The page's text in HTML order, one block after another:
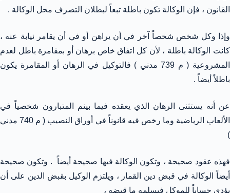
القانون ، فإن الوكالة تكون باطلة تبعاً لبطلان التصرف محل الوكالة .
وإذا وكل شخص شخصاً آخر في أن يراهن أو في أن يقامر نيابة عنه ،
كانت الوكالة باطلة ، لأن كل اتفاق خاص برهان أو بمقامرة باطل لعدم
المشروعية ( م 739 مدني ) فالتوكيل في الرهان أو المقامرة يكون
باطلاً أيضاً .
عن أنه يستثنى الرهان الذي يعقده فيما بينم المتبارون شخصياً في
الألعاب الرياضية وما رخص فيه قانوناً في أوراق النصيب ( م 740 مدني
)
فهذه عقود صحيحة ، وتكون الوكالة فيها صحيحة أيضاً . وتكون صحيحة
أيضاً الوكالة في قبض دين القمار ، ويلتزم الوكيل بقبض الدين على أن
يؤدي حساباً للموكل فيسلمه ما قبضه ،